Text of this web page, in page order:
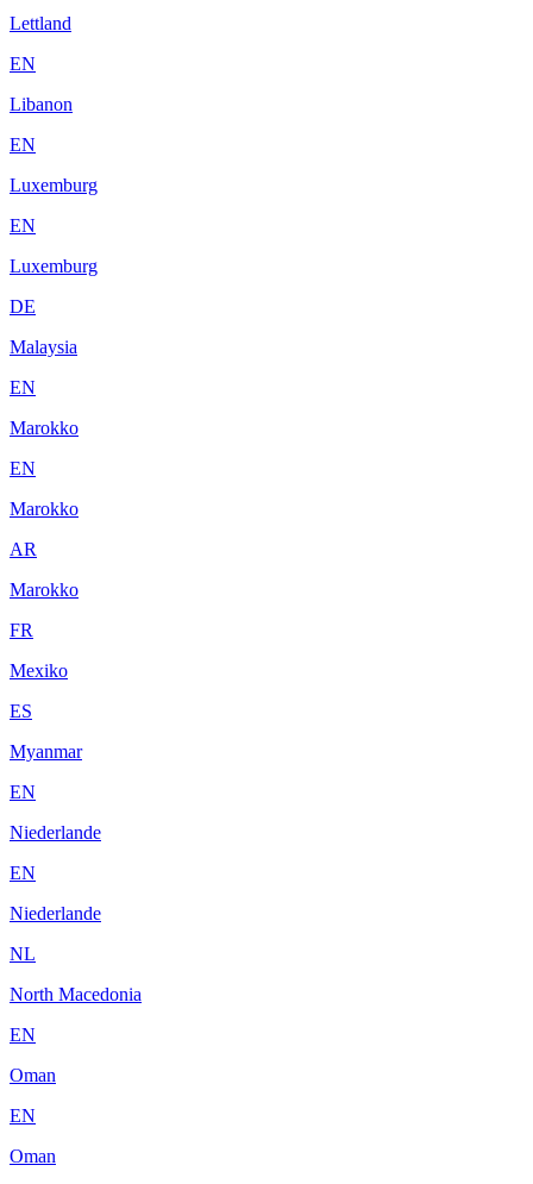
Lettland
EN
Libanon
EN
Luxemburg
EN
Luxemburg
DE
Malaysia
EN
Marokko
EN
Marokko
AR
Marokko
FR
Mexiko
ES
Myanmar
EN
Niederlande
EN
Niederlande
NL
North Macedonia
EN
Oman
EN
Oman